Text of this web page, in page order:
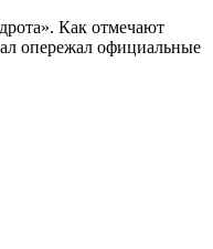
Как отмечают
опережал официальные